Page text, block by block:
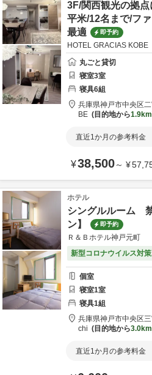
3F/関西観光の拠
平米/12名まで/フ
最適
即予約
HOTEL GRACIAS KOBE
丸ごと貸切
寝室3室
寝具6組
兵庫県神戸市中央区
BE
目的地から1.9km
直近1か月の参考料金
¥38,500～ ¥
ホテル
シングルルーム
ン】
即予約
Ｒ＆Ｂホテル神戸元町
新型コロナウイルス対策
個室
寝室1室
寝具1組
兵庫県神戸市中央区
chi
目的地から3.0km
直近1か月の参考料金